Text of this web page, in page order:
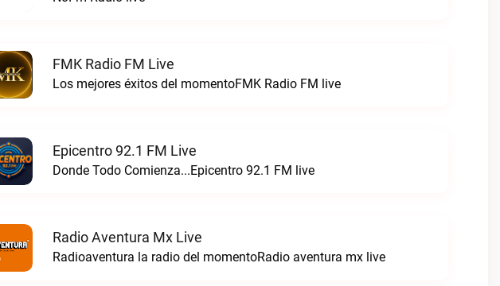
FMK Radio FM Live
Los mejores éxitos del momentoFMK Radio FM live
Epicentro 92.1 FM Live
Donde Todo Comienza...Epicentro 92.1 FM live
Radio Aventura Mx Live
Radioaventura la radio del momentoRadio aventura mx live